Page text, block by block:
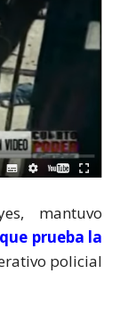
mantuvo
prueba la
policial